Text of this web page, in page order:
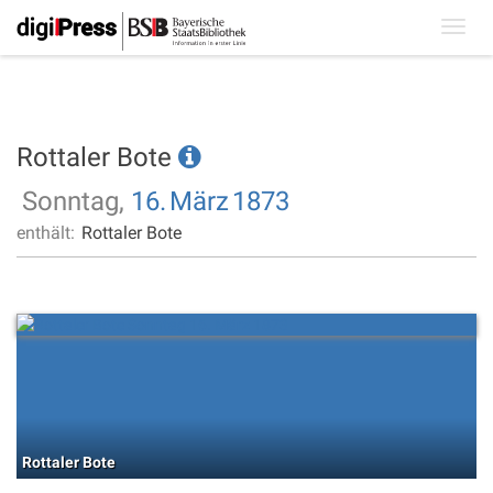
Rottaler Bote
Sonntag, 16. März 1873
enthält: Rottaler Bote
Rottaler Bote